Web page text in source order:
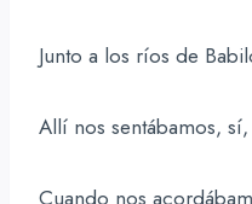
Junto a los ríos de
Allí nos sentábamos,
Cuando nos